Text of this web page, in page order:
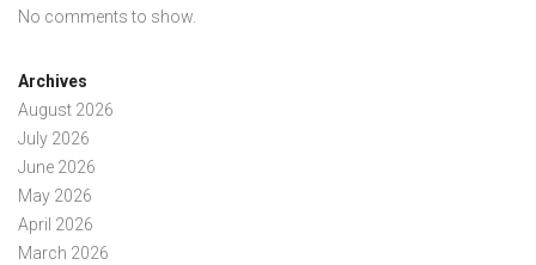
No comments to show.
Archives
August 2026
July 2026
June 2026
May 2026
April 2026
March 2026